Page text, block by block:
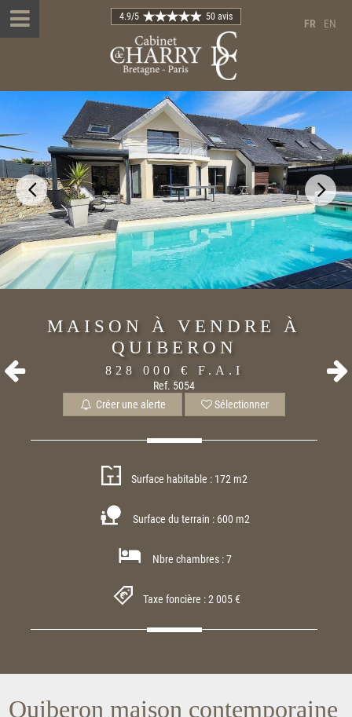
FR EN
4.9/5 50 avis
MAISON À VENDRE À
QUIBERON
828 000 € F.A.I
Ref. 5054
Créer une alerte Sélectionner
Surface habitable : 172 m2
Surface du terrain : 600 m2
Nbre chambres : 7
Taxe foncière : 2 005 €
Quiberon maison contemporaine